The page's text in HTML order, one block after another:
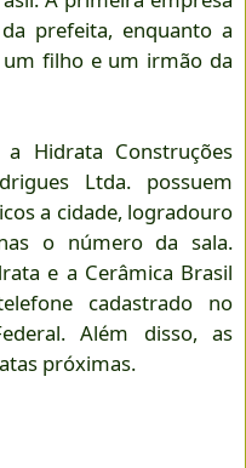
prefeita, enquanto a
filho e um irmão da
Hidrata Construções
Ltda. possuem
a cidade, logradouro
o número da sala.
e a Cerâmica Brasil
cadastrado no
Além disso, as
próximas.